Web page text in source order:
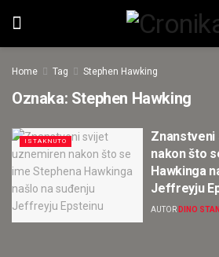
Home Tag Stephen Hawking
Oznaka: Stephen Hawking
ISTAKNUTO
nakon što
Hawkinga
Jeffreyju
AUTOR DINO